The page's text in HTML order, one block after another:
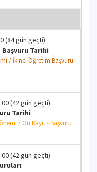
Yerine
Kayıtları
Öğrenciler İçin
2026 17:00
ve Yandal İçin Web'den
Yandal ve Ders İntibak
İntibak Süreci
(84 gün geçti)
Tarihi
/ İkinci Öğretim Başvuru
(42 gün geçti)
Tarihi
/ Ön Kayıt - Başvuru
(42 gün geçti)